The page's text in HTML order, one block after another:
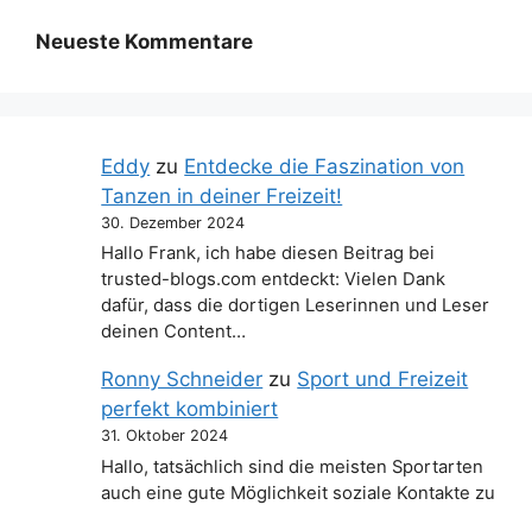
Neueste Kommentare
Eddy zu Entdecke die Faszination von
Tanzen in deiner Freizeit!
30. Dezember 2024
Hallo Frank, ich habe diesen Beitrag bei
trusted-blogs.com entdeckt: Vielen Dank
dafür, dass die dortigen Leserinnen und Leser
deinen Content…
Ronny Schneider zu Sport und Freizeit
perfekt kombiniert
31. Oktober 2024
Hallo, tatsächlich sind die meisten Sportarten
auch eine gute Möglichkeit soziale Kontakte zu